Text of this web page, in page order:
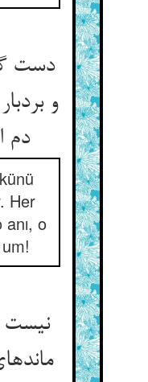
دست
و
دم
Her
o
نیست